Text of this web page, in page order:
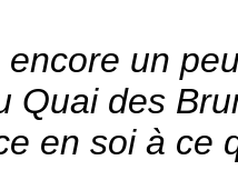
encore un
Quai des
en soi à ce